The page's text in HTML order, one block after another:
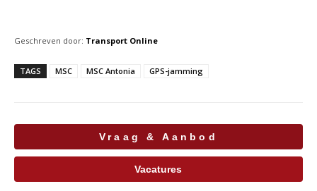
Geschreven door: Transport Online
TAGS MSC MSC Antonia GPS-jamming
Vraag & Aanbod
Vacatures